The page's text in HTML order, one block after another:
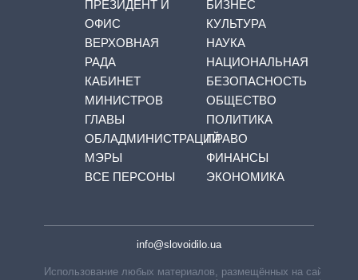
ПРЕЗИДЕНТ И
ОФИС
ВЕРХОВНАЯ
РАДА
КАБИНЕТ
МИНИСТРОВ
ГЛАВЫ
ОБЛАДМИНИСТРАЦИЙ
МЭРЫ
ВСЕ ПЕРСОНЫ
БИЗНЕС
КУЛЬТУРА
НАУКА
НАЦИОНАЛЬНАЯ
БЕЗОПАСНОСТЬ
ОБЩЕСТВО
ПОЛИТИКА
ПРАВО
ФИНАНСЫ
ЭКОНОМИКА
info@slovoidilo.ua
Использование любых материалов, размещённых на сайте,